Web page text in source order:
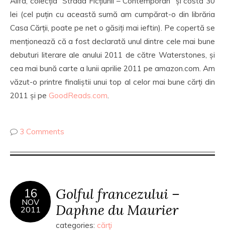
lei (cel puțin cu această sumă am cumpărat-o din librăria
Casa Cărții, poate pe net o găsiți mai ieftin). Pe copertă se
menționează că a fost declarată unul dintre cele mai bune
debuturi literare ale anului 2011 de către Waterstones, și
cea mai bună carte a lunii aprilie 2011 pe amazon.com. Am
văzut-o printre finaliștii unui top al celor mai bune cărți din
2011 și pe GoodReads.com.
3 Comments
16
NOV
2011
Golful francezului –
Daphne du Maurier
categories: cărţi